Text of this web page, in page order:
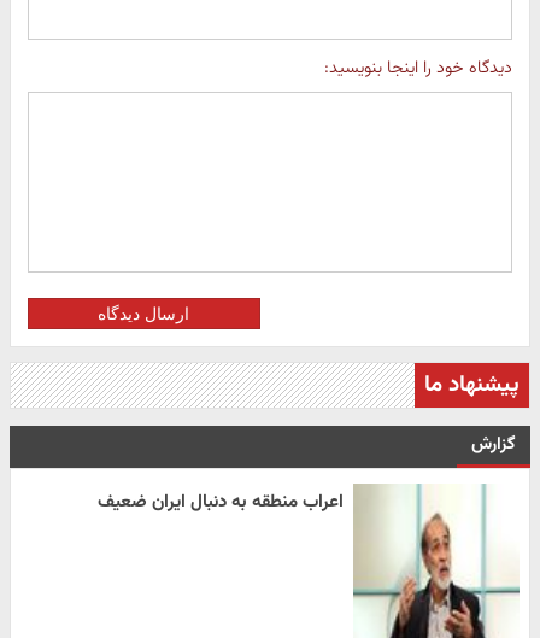
دیدگاه خود را اینجا بنویسید:
ارسال دیدگاه
پیشنهاد ما
گزارش
اعراب منطقه به دنبال ایران ضعیف